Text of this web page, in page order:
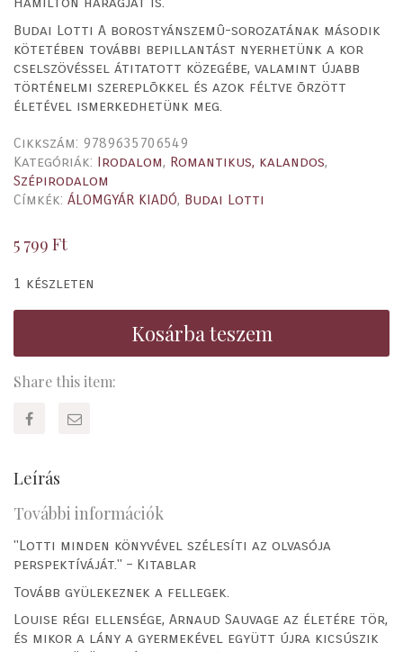
Budai Lotti A borostyánszemû-sorozatának második
kötetében további bepillantást nyerhetünk a kor
cselszövéssel átitatott közegébe, valamint újabb
történelmi szereplõkkel és azok féltve õrzött
életével ismerkedhetünk meg.
Cikkszám: 9789635706549
Kategóriák: Irodalom, Romantikus, kalandos,
Szépirodalom
Címkék: ÁLOMGYÁR KIADÓ, Budai Lotti
5 799 Ft
1 készleten
Kosárba teszem
Share this item:
Leírás
További információk
"Lotti minden könyvével szélesíti az olvasója
perspektíváját." – Kitablar
Tovább gyülekeznek a fellegek.
Louise régi ellensége, Arnaud Sauvage az életére tör,
és mikor a lány a gyermekével együtt újra kicsúszik